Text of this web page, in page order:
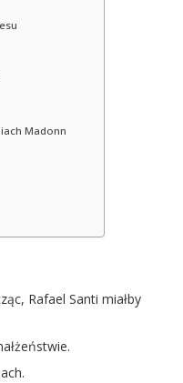
Madonn
Rafael Santi miałby